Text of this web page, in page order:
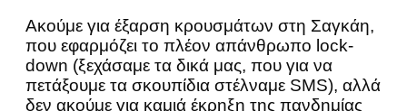
Ακούμε για έξαρση κρουσμάτων στη Σαγκάη,
που εφαρμόζει το πλέον απάνθρωπο lock-
down (ξεχάσαμε τα δικά μας, που για να
πετάξουμε τα σκουπίδια στέλναμε SMS), αλλά
δεν ακούμε για καμιά έκρηξη της πανδημίας